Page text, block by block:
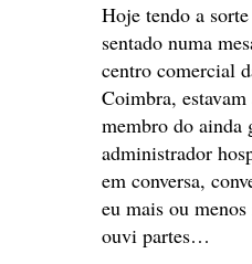
Hoje tendo a
sentado numa
centro comercial
Coimbra,
membro do ainda
administrador
em conversa,
eu mais ou
ouvi partes…